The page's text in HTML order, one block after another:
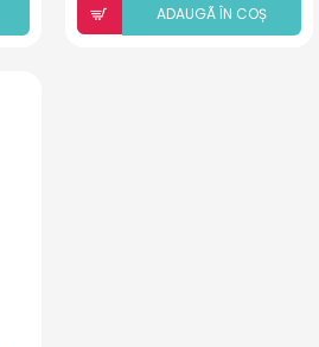
ADAUGÃ ÎN COȘ